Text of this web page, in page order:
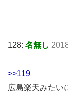
128: 名無し
>>119
広島楽天みたい